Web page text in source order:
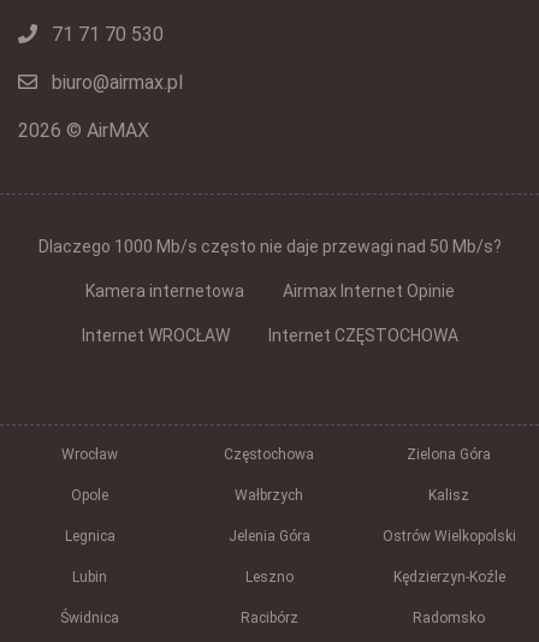
71 71 70 530
biuro@airmax.pl
2026 © AirMAX
Dlaczego 1000 Mb/s często nie daje przewagi nad 50 Mb/s?
Kamera internetowa Airmax Internet Opinie
Internet WROCŁAW Internet CZĘSTOCHOWA
Wrocław Częstochowa Zielona Góra
Opole Wałbrzych Kalisz
Legnica Jelenia Góra Ostrów Wielkopolski
Lubin Leszno Kędzierzyn-Koźle
Świdnica Racibórz Radomsko